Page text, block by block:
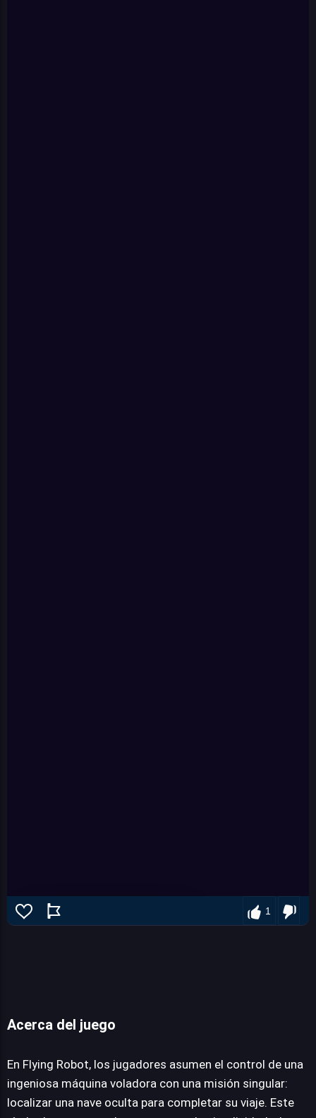
Flying Robot
JUEGALO AHORA
1
Acerca del juego
En Flying Robot, los jugadores asumen el control de una
ingeniosa máquina voladora con una misión singular:
localizar una nave oculta para completar su viaje. Este